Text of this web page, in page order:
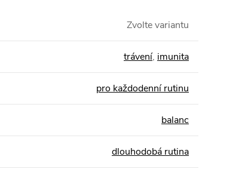
Zvolte variantu
trávení, imunita
pro každodenní rutinu
balanc
dlouhodobá rutina